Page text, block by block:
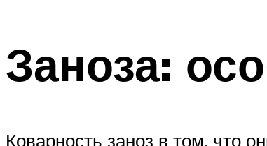
Заноза:
Коварность заноз в том, что